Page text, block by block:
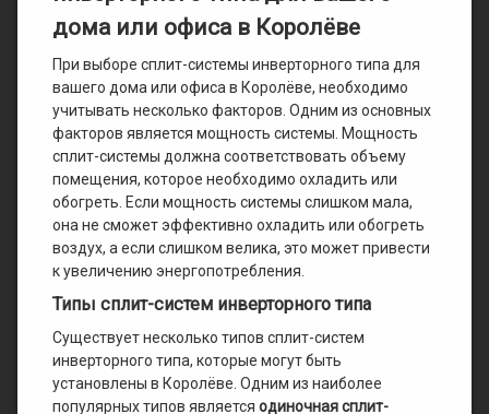
дома или офиса в Королёве
При выборе сплит-системы инверторного типа для
вашего дома или офиса в Королёве, необходимо
учитывать несколько факторов. Одним из основных
факторов является мощность системы. Мощность
сплит-системы должна соответствовать объему
помещения, которое необходимо охладить или
обогреть. Если мощность системы слишком мала,
она не сможет эффективно охладить или обогреть
воздух, а если слишком велика, это может привести
к увеличению энергопотребления.
Типы сплит-систем инверторного типа
Существует несколько типов сплит-систем
инверторного типа, которые могут быть
установлены в Королёве. Одним из наиболее
популярных типов является одиночная сплит-